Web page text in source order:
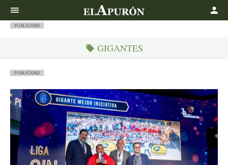
PUBLICIDAD
GIGANTES
PUBLICIDAD